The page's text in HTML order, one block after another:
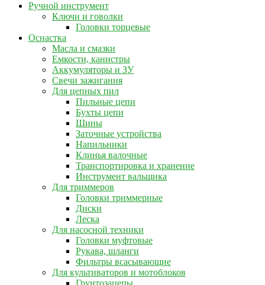
Ручной инструмент
Ключи и говолки
Головки торцевые
Оснастка
Масла и смазки
Емкости, канистры
Аккумуляторы и ЗУ
Свечи зажигания
Для цепных пил
Пильные цепи
Бухты цепи
Шины
Заточные устройства
Напильники
Клинья валочные
Транспортировка и хранение
Инструмент вальщика
Для триммеров
Головки триммерные
Диски
Леска
Для насосной техники
Головки муфтовые
Рукава, шланги
Фильтры всасывающие
Для культиваторов и мотоблоков